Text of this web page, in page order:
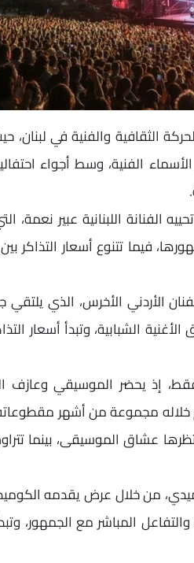
الثقافية والفنية في
الفنية، وسط أجواء
يوم 16 يوليو بحفل تحييه الفنانة اللبنانية
يوم 18 يوليو مع الفنان الأردني
إذ يحضر الموسيقي وعازف
خاص يوم 25 يوليو، يقدم خلاله مجموعة من